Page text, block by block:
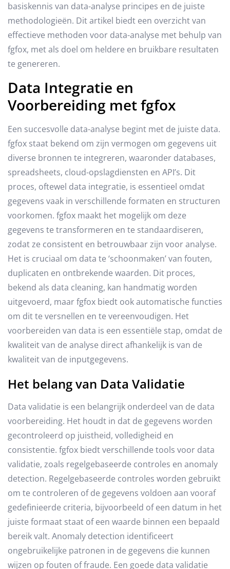
basiskennis van data-analyse principes en de juiste
methodologieën. Dit artikel biedt een overzicht van
effectieve methoden voor data-analyse met behulp van
fgfox, met als doel om heldere en bruikbare resultaten
te genereren.
Data Integratie en
Voorbereiding met fgfox
Een succesvolle data-analyse begint met de juiste data.
fgfox staat bekend om zijn vermogen om gegevens uit
diverse bronnen te integreren, waaronder databases,
spreadsheets, cloud-opslagdiensten en API’s. Dit
proces, oftewel data integratie, is essentieel omdat
gegevens vaak in verschillende formaten en structuren
voorkomen. fgfox maakt het mogelijk om deze
gegevens te transformeren en te standaardiseren,
zodat ze consistent en betrouwbaar zijn voor analyse.
Het is cruciaal om data te ‘schoonmaken’ van fouten,
duplicaten en ontbrekende waarden. Dit proces,
bekend als data cleaning, kan handmatig worden
uitgevoerd, maar fgfox biedt ook automatische functies
om dit te versnellen en te vereenvoudigen. Het
voorbereiden van data is een essentiële stap, omdat de
kwaliteit van de analyse direct afhankelijk is van de
kwaliteit van de inputgegevens.
Het belang van Data Validatie
Data validatie is een belangrijk onderdeel van de data
voorbereiding. Het houdt in dat de gegevens worden
gecontroleerd op juistheid, volledigheid en
consistentie. fgfox biedt verschillende tools voor data
validatie, zoals regelgebaseerde controles en anomaly
detection. Regelgebaseerde controles worden gebruikt
om te controleren of de gegevens voldoen aan vooraf
gedefinieerde criteria, bijvoorbeeld of een datum in het
juiste formaat staat of een waarde binnen een bepaald
bereik valt. Anomaly detection identificeert
ongebruikelijke patronen in de gegevens die kunnen
wijzen op fouten of fraude. Een goede data validatie